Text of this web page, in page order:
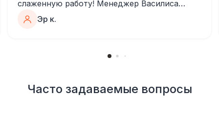
слаженную работу! Менеджер Василиса
очень быстро и качественно обрабатывала
Все приехало вовремя, в хорошем
состоянии. Ребята сами все поставили,
Эр к.
Часто задаваемые вопросы